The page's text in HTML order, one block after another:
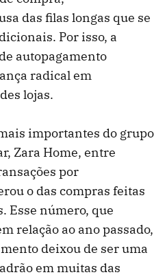
das filas longas que se
Por isso, a
autopagamento
radical em
lojas.
importantes do grupo
Zara Home, entre
por
o das compras feitas
Esse número, que
relação ao ano passado,
deixou de ser uma
em muitas das